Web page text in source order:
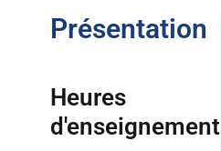
Présentation
Heures
d'enseignement